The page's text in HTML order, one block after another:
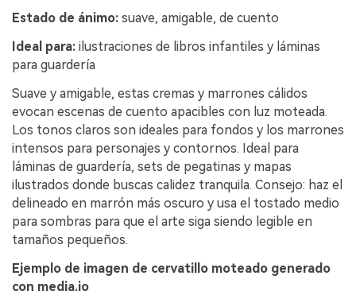
Estado de ánimo: suave, amigable, de cuento
Ideal para: ilustraciones de libros infantiles y láminas
para guardería
Suave y amigable, estas cremas y marrones cálidos
evocan escenas de cuento apacibles con luz moteada.
Los tonos claros son ideales para fondos y los marrones
intensos para personajes y contornos. Ideal para
láminas de guardería, sets de pegatinas y mapas
ilustrados donde buscas calidez tranquila. Consejo: haz el
delineado en marrón más oscuro y usa el tostado medio
para sombras para que el arte siga siendo legible en
tamaños pequeños.
Ejemplo de imagen de cervatillo moteado generado
con media.io